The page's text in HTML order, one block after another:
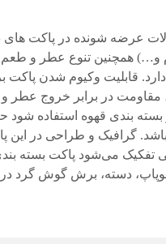
عرضه شونده در پاکت های
و…) همچنین تنوع عطر و
دارد. قابلیت وکیوم شدن
مقاومت در برابر خروج
بندی قهوه استفاده شود‌
باشد. گرافیک و طراحی در
تفکیک می‌شود پاکت بسته